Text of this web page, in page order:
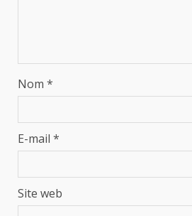
Nom *
E-mail *
Site web